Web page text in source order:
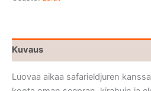
Kuvaus
Luovaa aikaa safarieldjuren